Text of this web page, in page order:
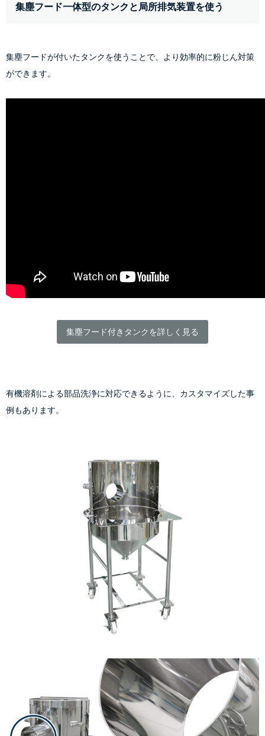
集塵フード一体型のタンクと局所排気装置を使う
集塵フードが付いたタンクを使うことで、より効率的に粉じん対策
ができます。
集塵フード付きタンクを詳しく見る
有機溶剤による部品洗浄に対応できるように、カスタマイズした事
例もあります。